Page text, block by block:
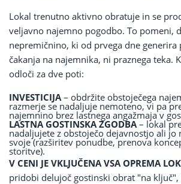
Lokal trenutno aktivno obratuje in se
veljavno najemno pogodbo. To pomeni,
nepremičnino, ki od prvega dne generira
čakanja na najemnika, ni praznega teka.
odloči za dve poti:
INVESTICIJA– obdržite obstoječega
razmerje se nadaljuje nemoteno, vi pa
najemnino brez lastnega angažmaja v
LASTNA GOSTINSKA ZGODBA– lokal
nadaljujete z obstoječo dejavnostjo ali jo
svoje (razširitev ponudbe, prenova
storitve).
V CENI JE VKLJUČENA VSA OPREMA
pridobi delujoč gostinski obrat "na